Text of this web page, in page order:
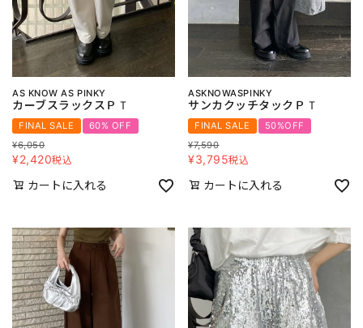
AS KNOW AS PINKY
カーブスラックスＰＴ
FINAL SALE
60% OFF
¥6,050
¥2,420税込
カートに入れる
ASKNOWASPINKY
サンカクッチタックＰＴ
FINAL SALE
50%OFF
¥7,590
¥3,795税込
カートに入れる